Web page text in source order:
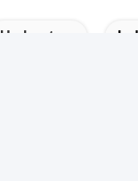
Umbauten: